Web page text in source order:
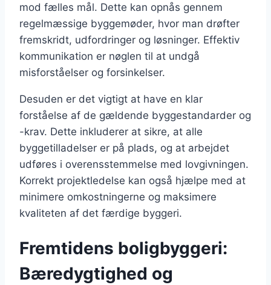
mod fælles mål. Dette kan opnås gennem
regelmæssige byggemøder, hvor man drøfter
fremskridt, udfordringer og løsninger. Effektiv
kommunikation er nøglen til at undgå
misforståelser og forsinkelser.
Desuden er det vigtigt at have en klar
forståelse af de gældende byggestandarder og
-krav. Dette inkluderer at sikre, at alle
byggetilladelser er på plads, og at arbejdet
udføres i overensstemmelse med lovgivningen.
Korrekt projektledelse kan også hjælpe med at
minimere omkostningerne og maksimere
kvaliteten af det færdige byggeri.
Fremtidens boligbyggeri:
Bæredygtighed og